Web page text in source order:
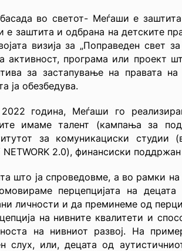
во светот- Меѓаши е
е заштита и одбрана на детските
визија за „Поправеден свет за
активност, програма или проект
за застапување на правата
ја обезбедува.
година, Меѓаши го
имаме талент (кампања за
за комуникациски студии
NETWORK 2.0), финансиски
што ја спроведовме, а во рамки на
перцепцијата на
личности и да преминеме од
на нивните квалитети и
на нивниот развој. На
слух, или, децата од